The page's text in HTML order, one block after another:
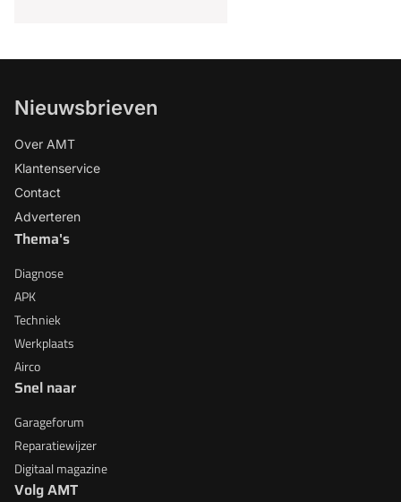
Nieuwsbrieven
Over AMT
Klantenservice
Contact
Adverteren
Thema's
Diagnose
APK
Techniek
Werkplaats
Airco
Snel naar
Garageforum
Reparatiewijzer
Digitaal magazine
Volg AMT